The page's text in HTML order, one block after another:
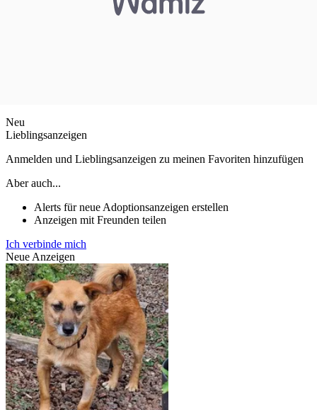
Neu
Lieblingsanzeigen
Anmelden und Lieblingsanzeigen zu meinen Favoriten hinzufügen
Aber auch...
Alerts für neue Adoptionsanzeigen erstellen
Anzeigen mit Freunden teilen
Ich verbinde mich
Neue Anzeigen